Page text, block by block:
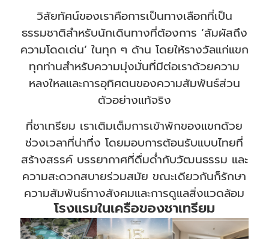
วิสัยทัศน์ของเราคือการเป็นทางเลือกที่เป็น
ธรรมชาติสำหรับนักเดินทางที่ต้องการ ‘สัมผัสถึง
ความโดดเด่น’ ในทุก ๆ ด้าน โดยให้รางวัลแก่แขก
ทุกท่านสำหรับความมุ่งมั่นที่มีต่อเราด้วยความ
หลงใหลและการอุทิศตนของความสัมพันธ์ส่วน
ตัวอย่างแท้จริง
ที่ชาเทรียม เราเติมเต็มการเข้าพักของแขกด้วย
ช่วงเวลาที่น่าทึ่ง โดยมอบการต้อนรับแบบไทยที่
สร้างสรรค์ บรรยากาศที่ดื่มด่ำกับวัฒนธรรม และ
ความสะดวกสบายร่วมสมัย ขณะเดียวกันก็รักษา
ความสัมพันธ์ทางสังคมและการดูแลสิ่งแวดล้อม
โรงแรมในเครือของชาเทรียม